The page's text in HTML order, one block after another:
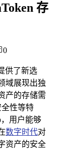
存
0
供了新选
域展现出独
产的存储需
全性等特
用户能够
数字时代对
资产的安全